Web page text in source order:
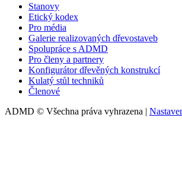
Stanovy
Etický kodex
Pro média
Galerie realizovaných dřevostaveb
Spolupráce s ADMD
Pro členy a partnery
Konfigurátor dřevěných konstrukcí
Kulatý stůl techniků
Členové
ADMD © Všechna práva vyhrazena |